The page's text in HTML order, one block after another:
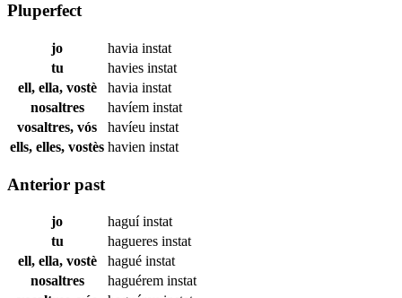
Pluperfect
jo havia instat
tu
havies instat
ell, ella, vostè
havia instat
nosaltres
havíem instat
vosaltres, vós
havíeu instat
ells, elles, vostès havien instat
Anterior past
jo haguíinstat
tu
hagueres instat
ell, ella, vostè
hagué instat
nosaltres
haguérem instat